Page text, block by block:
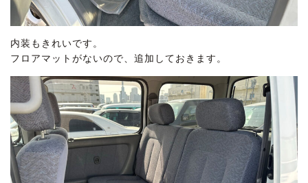
内装もきれいです。
フロアマットがないので、追加しておきます。